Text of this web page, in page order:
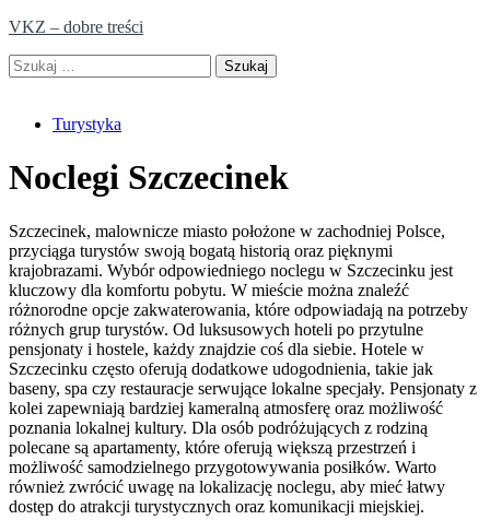
Skip
content
VKZ – dobre treści
Szukaj:
Turystyka
Noclegi Szczecinek
Szczecinek, malownicze miasto położone w zachodniej Polsce,
przyciąga turystów swoją bogatą historią oraz pięknymi
krajobrazami. Wybór odpowiedniego noclegu w Szczecinku jest
kluczowy dla komfortu pobytu. W mieście można znaleźć
różnorodne opcje zakwaterowania, które odpowiadają na potrzeby
różnych grup turystów. Od luksusowych hoteli po przytulne
pensjonaty i hostele, każdy znajdzie coś dla siebie. Hotele w
Szczecinku często oferują dodatkowe udogodnienia, takie jak
baseny, spa czy restauracje serwujące lokalne specjały. Pensjonaty z
kolei zapewniają bardziej kameralną atmosferę oraz możliwość
poznania lokalnej kultury. Dla osób podróżujących z rodziną
polecane są apartamenty, które oferują większą przestrzeń i
możliwość samodzielnego przygotowywania posiłków. Warto
również zwrócić uwagę na lokalizację noclegu, aby mieć łatwy
dostęp do atrakcji turystycznych oraz komunikacji miejskiej.